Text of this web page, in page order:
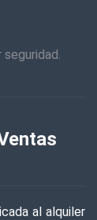
al alquiler